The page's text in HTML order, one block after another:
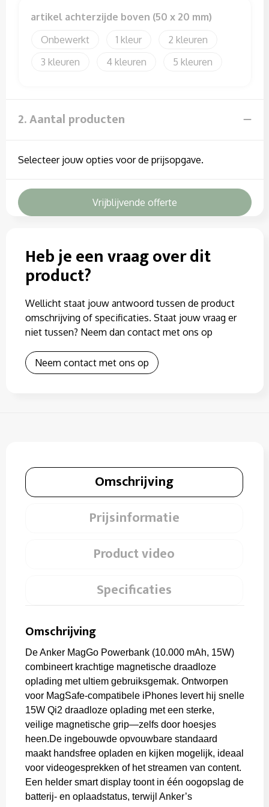
Veiligheidssignalering en Verlichting
Vesten
artikel achterzijde boven (50 x 20 mm)
Onbewerkt
1
2
3
4 5
2. Aantal producten
Selecteer jouw opties voor de prijsopgave.
Vrijblijvende offerte
Heb je een vraag over dit
product?
Wellicht staat jouw antwoord tussen de product
omschrijving of specificaties. Staat jouw vraag er
niet tussen? Neem dan contact met ons op
Neem contact met ons op
Omschrijving
Prijsinformatie
Product video
Specificaties
Omschrijving
De Anker MagGo Powerbank (10.000 mAh, 15W)
combineert krachtige magnetische draadloze
oplading met ultiem gebruiksgemak. Ontworpen
voor MagSafe-compatibele iPhones levert hij snelle
15W Qi2 draadloze oplading met een sterke,
veilige magnetische grip—zelfs door hoesjes
heen.De ingebouwde opvouwbare standaard
maakt handsfree opladen en kijken mogelijk, ideaal
voor videogesprekken of het streamen van content.
Een helder smart display toont in één oogopslag de
batterij- en oplaadstatus, terwijl Anker’s